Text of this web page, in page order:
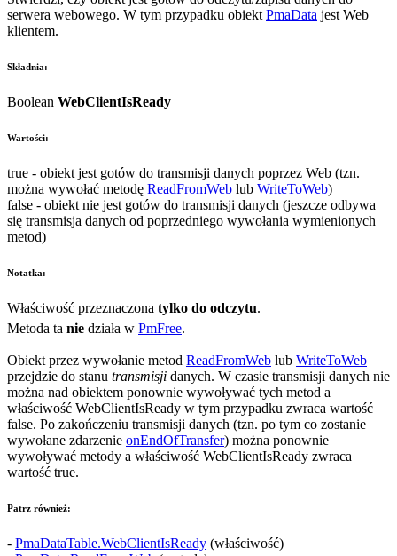
serwera webowego. W tym przypadku obiekt PmaData jest Web
klientem.
Składnia:
Boolean WebClientIsReady
Wartości:
true - obiekt jest gotów do transmisji danych poprzez Web (tzn.
można wywołać metodę ReadFromWeb lub WriteToWeb)
false - obiekt nie jest gotów do transmisji danych (jeszcze odbywa
się transmisja danych od poprzedniego wywołania wymienionych
metod)
Notatka:
Właściwość przeznaczona tylko do odczytu.
Metoda ta nie działa w PmFree.
Obiekt przez wywołanie metod ReadFromWeb lub WriteToWeb
przejdzie do stanu transmisji danych. W czasie transmisji danych nie
można nad obiektem ponownie wywoływać tych metod a
właściwość WebClientIsReady w tym przypadku zwraca wartość
false. Po zakończeniu transmisji danych (tzn. po tym co zostanie
wywołane zdarzenie onEndOfTransfer) można ponownie
wywoływać metody a właściwość WebClientIsReady zwraca
wartość true.
Patrz również:
- PmaDataTable.WebClientIsReady (właściwość)